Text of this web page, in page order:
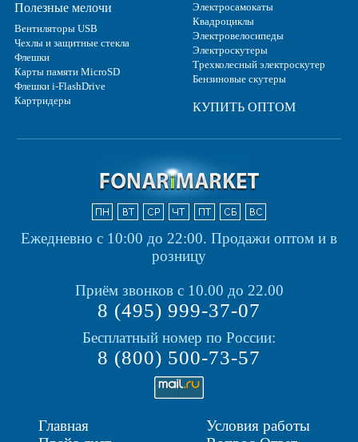
Полезные мелочи
Вентиляторы USB
Чехлы и защитные стекла
Флешки
Карты памяти MicroSD
Флешки i-FlashDrive
Картридеры
Электросамокаты
Квадроциклы
Электровелосипеды
Электроскутеры
Трехколесный электроскутер
Бензиновые скутеры
КУПИТЬ ОПТОМ
Ежедневно с 10:00 до 22:00. Продажи оптом и в
розницу
Приём звонков с 10.00 до 22.00
8 (495) 999-37-07
Бесплатный номер по России:
8 (800) 500-73-57
Главная
Условия работы